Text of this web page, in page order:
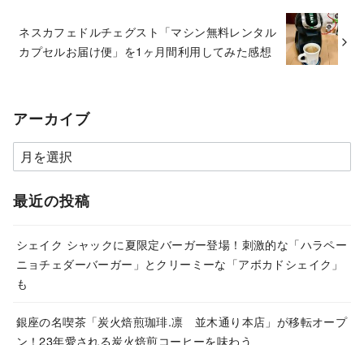
ネスカフェドルチェグスト「マシン無料レンタル
カプセルお届け便」を1ヶ月間利用してみた感想
アーカイブ
ア
ー
カ
ブ
最近の投稿
シェイク シャックに夏限定バーガー登場！刺激的な「ハラペー
ニョチェダーバーガー」とクリーミーな「アボカドシェイク」
も
銀座の名喫茶「炭火焙煎珈琲.凛 並木通り本店」が移転オープ
ン！23年愛される炭火焙煎コーヒーを味わう